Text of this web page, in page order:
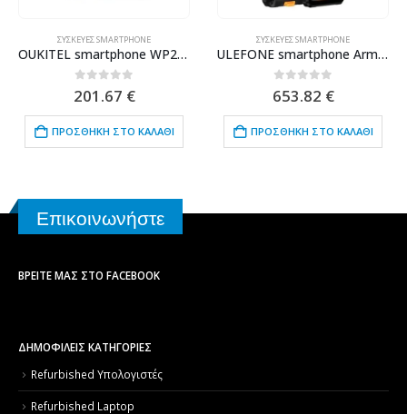
ΣΥΣΚΕΥΈΣ SMARTPHONE
OUKITEL smartphone WP28E, 6.52″, 4/64GB, 10600mAh, IP68/IP69K, μαύρο
0 out of 5
201.67 €
ΠΡΟΣΘΉΚΗ ΣΤΟ ΚΑΛΆΘΙ
ΣΥΣΚΕΥΈΣ SMARTPHONE
ULEFONE smartphone Armor 26 Ultra Walkie-Talkie, 6.78″, 12/512GB, 5G, 15600mAh, IP68/IP69K, μαύρο
0 out of 5
653.82 €
ΠΡΟΣΘΉΚΗ ΣΤΟ ΚΑΛΆΘΙ
Επικοινωνήστε
ΒΡΕΊΤΕ ΜΑΣ ΣΤΟ FACEBOOK
ΔΗΜΟΦΙΛΕΙΣ ΚΑΤΗΓΟΡΙΕΣ
Refurbished Υπολογιστές
Refurbished Laptop